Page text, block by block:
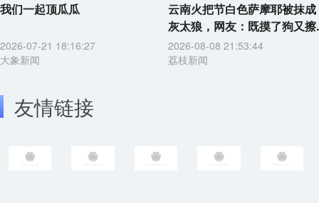
我们一起顶瓜瓜
2026-07-21 18:16:27
大象新闻
云南火把节白色萨摩耶被抹成
灰太狼，网友：既摸了狗又擦
2026-08-08 21:53:44
荔枝新闻
友情链接